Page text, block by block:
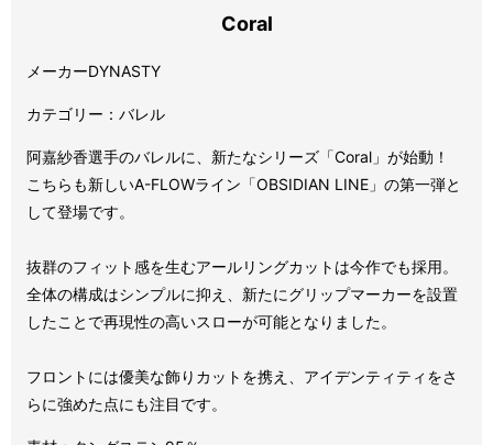
Coral
メーカーDYNASTY
カテゴリー：バレル
阿嘉紗香選手のバレルに、新たなシリーズ「Coral」が始動！
こちらも新しいA-FLOWライン「OBSIDIAN LINE」の第一弾と
して登場です。
抜群のフィット感を生むアールリングカットは今作でも採用。
全体の構成はシンプルに抑え、新たにグリップマーカーを設置
したことで再現性の高いスローが可能となりました。
フロントには優美な飾りカットを携え、アイデンティティをさ
らに強めた点にも注目です。